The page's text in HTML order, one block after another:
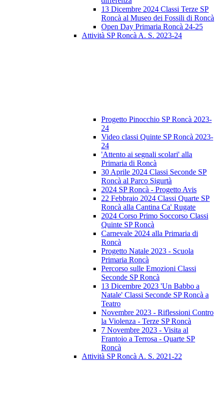
13 Dicembre 2024 Classi Terze SP
Roncà al Museo dei Fossili di Roncà
Open Day Primaria Roncà 24-25
Attività SP Roncà A. S. 2023-24
Progetto Pinocchio SP Roncà 2023-
24
Video classi Quinte SP Roncà 2023-
24
'Attento ai segnali scolari' alla
Primaria di Roncà
30 Aprile 2024 Classi Seconde SP
Roncà al Parco Sigurtà
2024 SP Roncà - Progetto Avis
22 Febbraio 2024 Classi Quarte SP
Roncà alla Cantina Ca' Rugate
2024 Corso Primo Soccorso Classi
Quinte SP Roncà
Carnevale 2024 alla Primaria di
Roncà
Progetto Natale 2023 - Scuola
Primaria Roncà
Percorso sulle Emozioni Classi
Seconde SP Roncà
13 Dicembre 2023 'Un Babbo a
Natale' Classi Seconde SP Roncà a
Teatro
Novembre 2023 - Riflessioni Contro
la Violenza - Terze SP Roncà
7 Novembre 2023 - Visita al
Frantoio a Terrosa - Quarte SP
Roncà
Attività SP Roncà A. S. 2021-22